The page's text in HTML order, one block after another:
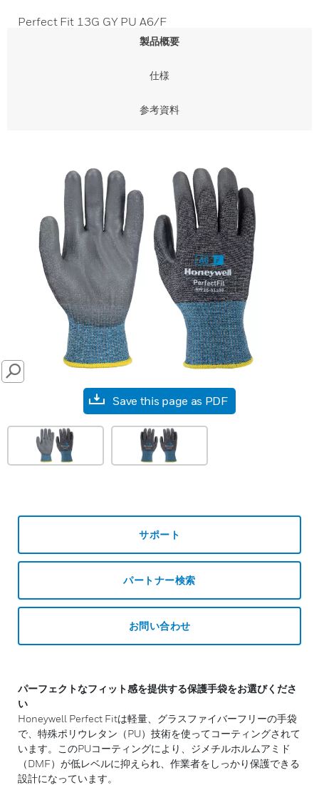
Perfect Fit 13G GY PU A6/F
製品概要
仕様
参考資料
SEARCH
Save this page as PDF
サポート
パートナー検索
お問い合わせ
パーフェクトなフィット感を提供する保護手袋をお選びくださ
い
Honeywell Perfect Fitは軽量、グラスファイバーフリーの手袋
で、特殊ポリウレタン（PU）技術を使ってコーティングされて
います。このPUコーティングにより、ジメチルホルムアミド
（DMF）が低レベルに抑えられ、作業者をしっかり保護できる
設計になっています。